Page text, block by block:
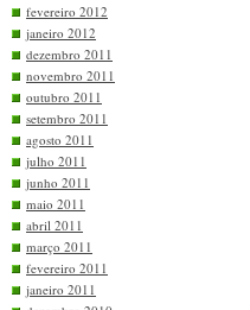
fevereiro 2012
janeiro 2012
dezembro 2011
novembro 2011
outubro 2011
setembro 2011
agosto 2011
julho 2011
junho 2011
maio 2011
abril 2011
março 2011
fevereiro 2011
janeiro 2011